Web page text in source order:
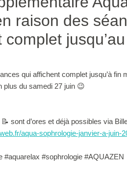
raison des
complet
qui affichent complet jusqu’à fin
plus du samedi 27 juin 😉
sont d’ores et déjà possibles via
aqua-sophrologie-janvier-a-juin-
#aquarelax #sophrologie #AQUAZEN